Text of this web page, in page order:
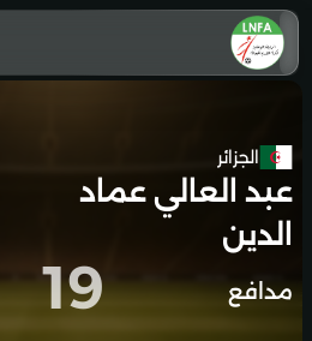
الجزائر
عبد العالي عماد
الدين
مدافع 19